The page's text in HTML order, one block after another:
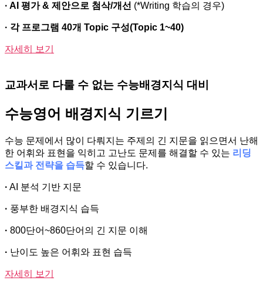
· AI 평가 & 제안으로 첨삭/개선 (*Writing 학습의 경우)
· 각 프로그램 40개 Topic 구성(Topic 1~40)
자세히 보기
교과서로 다룰 수 없는 수능배경지식 대비
수능영어 배경지식 기르기
수능 문제에서 많이 다뤄지는 주제의 긴 지문을 읽으면서 난해
한 어휘와 표현을 익히고 고난도 문제를 해결할 수 있는 리딩
스킬과 전략을 습득할 수 있습니다.
· AI 분석 기반 지문
· 풍부한 배경지식 습득
· 800단어~860단어의 긴 지문 이해
· 난이도 높은 어휘와 표현 습득
자세히 보기